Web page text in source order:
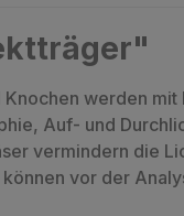
werden
Auf- und
vermindern die
vor der